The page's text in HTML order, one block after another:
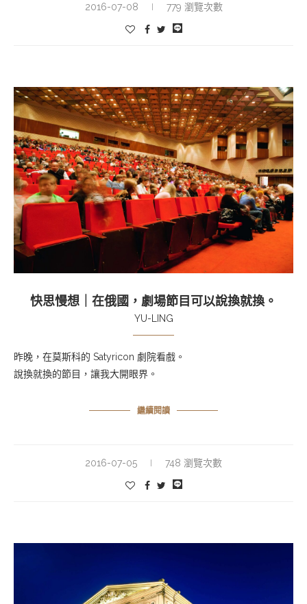
2016-07-08 779 瀏覽次數
快思慢想｜在俄國，劇場節目可以說換就換。
YU-LING
昨晚，在莫斯科的 Satyricon 劇院看戲。
說換就換的節目，讓我大開眼界 。
繼續閱讀
2016-07-05 748 瀏覽次數